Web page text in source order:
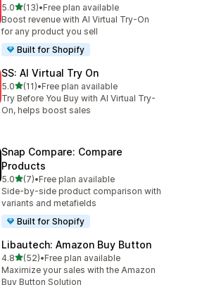
5.05つ星中
(13)
合計レビュー数：13件
•Free plan available
Boost revenue with AI Virtual Try-On
for any product you sell
Built for Shopify
SS: AI Virtual Try On
5.05つ星中
(11)
合計レビュー数：11件
•Free plan available
Try Before You Buy with AI Virtual Try-
On, helps boost sales
Snap Compare: Compare
Products
5.05つ星中
(7)
合計レビュー数：7件
•Free plan available
Side-by-side product comparison with
variants and metafields
Built for Shopify
Libautech: Amazon Buy Button
4.85つ星中
(52)
合計レビュー数：52件
•Free plan available
Maximize your sales with the Amazon
Buy Button Solution